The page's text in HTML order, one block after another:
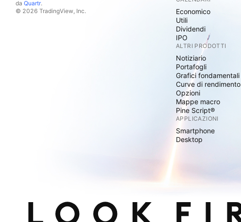
da Quartr.
© 2026 TradingView, Inc.
Economico
Utili
Dividendi
IPO
ALTRI PRODOTTI
Notiziario
Portafogli
Grafici fondamentali
Curve di rendimento
Opzioni
Mappe macro
Pine Script®
APPLICAZIONI
Smartphone
Desktop